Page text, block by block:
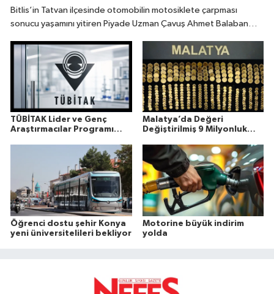
Bitlis’in Tatvan ilçesinde otomobilin motosiklete çarpması
sonucu yaşamını yitiren Piyade Uzman Çavuş Ahmet Balaban
TÜBİTAK Lider ve Genç
Araştırmacılar Programı
Malatya’da Değeri
Değiştirilmiş 9 Milyonluk
Öğrenci dostu şehir Konya
yeni üniversitelileri bekliyor
Motorine büyük indirim
yolda